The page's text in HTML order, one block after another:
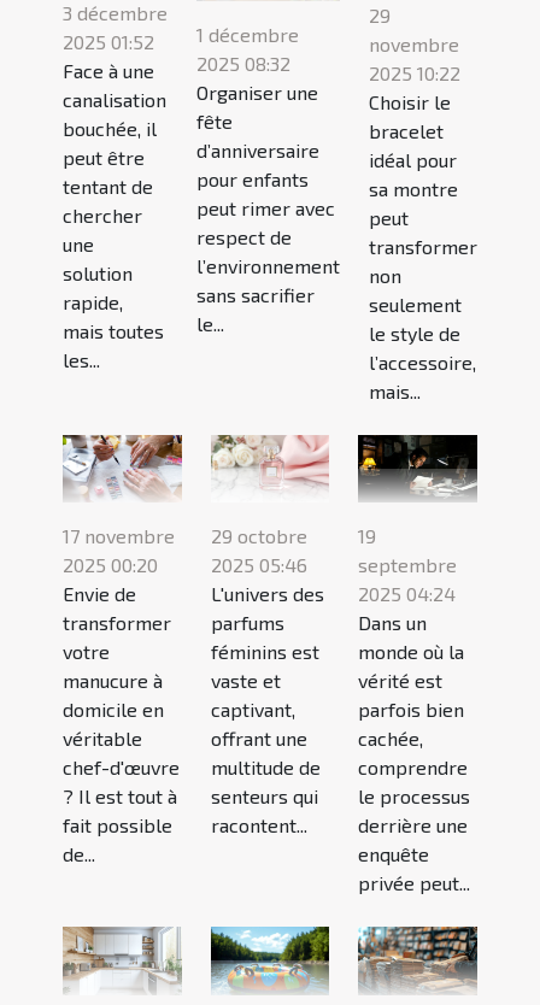
3 décembre
2025 01:52
Face à une
canalisation
bouchée, il
peut être
tentant de
chercher
une
solution
rapide,
mais toutes
les...
1 décembre
2025 08:32
Organiser une
fête
d’anniversaire
pour enfants
peut rimer avec
respect de
l’environnement
sans sacrifier
le...
29
novembre
2025 10:22
Choisir le
bracelet
idéal pour
sa montre
peut
transformer
non
seulement
le style de
l’accessoire,
mais...
17 novembre
2025 00:20
Envie de
transformer
votre
manucure à
domicile en
véritable
chef-d'œuvre
? Il est tout à
fait possible
de...
29 octobre
2025 05:46
L'univers des
parfums
féminins est
vaste et
captivant,
offrant une
multitude de
senteurs qui
racontent...
19
septembre
2025 04:24
Dans un
monde où la
vérité est
parfois bien
cachée,
comprendre
le processus
derrière une
enquête
privée peut...